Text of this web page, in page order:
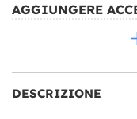
AGGIUNGERE
DESCRIZIONE